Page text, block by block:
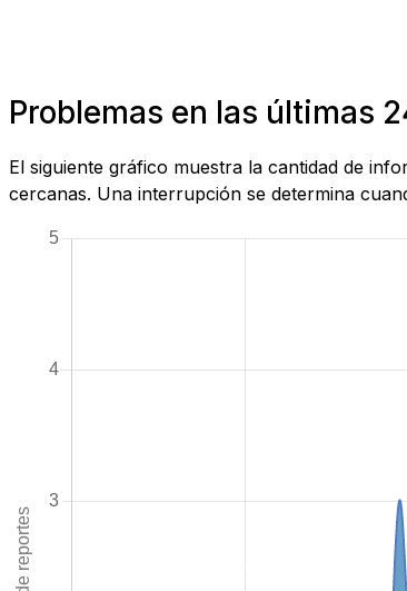
Problemas en las últimas
El siguiente gráfico muestra la cantidad de
cercanas. Una interrupción se determina